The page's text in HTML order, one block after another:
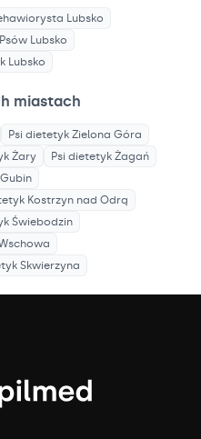
Lubsko
Lubsko
Lubsko
miastach
Psi dietetyk Zielona Góra
Żary Psi dietetyk Żagań
Gubin
Kostrzyn nad Odrą
Świebodzin
Skwierzyna